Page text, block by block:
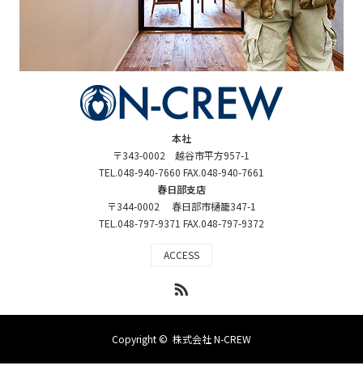
本社
〒343-0002 越谷市平方957-1
TEL.048-940-7660 FAX.048-940-7661
春日部支店
〒344-0002 春日部市樋籠347-1
TEL.048-797-9371 FAX.048-797-9372
ACCESS
Copyright © 株式会社 N-CREW